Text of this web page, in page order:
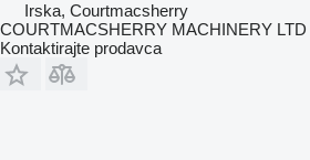
Irska, Courtmacsherry
COURTMACSHERRY MACHINERY LTD
Kontaktirajte prodavca